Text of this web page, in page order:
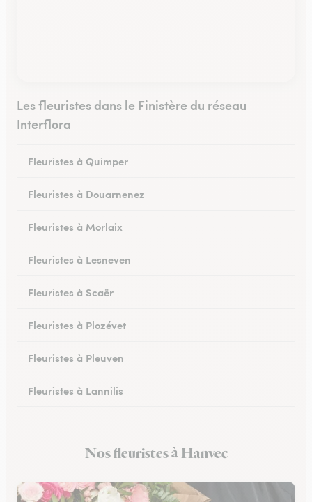
Les fleuristes dans le Finistère du réseau
Interflora
Fleuristes à Quimper
Fleuristes à Douarnenez
Fleuristes à Morlaix
Fleuristes à Lesneven
Fleuristes à Scaër
Fleuristes à Plozévet
Fleuristes à Pleuven
Fleuristes à Lannilis
Fleuristes à DaoulasNos fleuristes à Hanvec